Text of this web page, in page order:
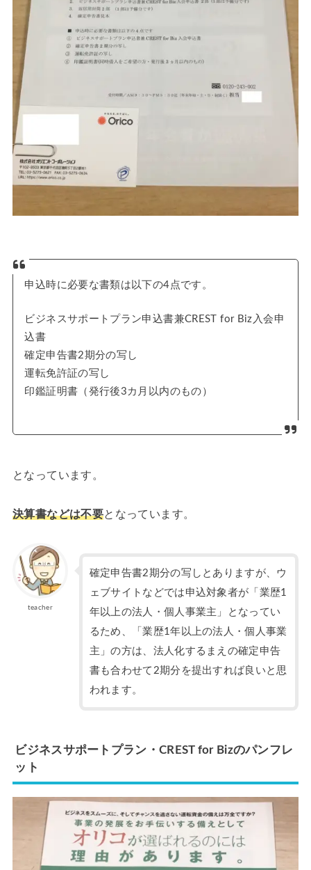
申込時に必要な書類は以下の4点です。
ビジネスサポートプラン申込書兼CREST for Biz入会申
込書
確定申告書2期分の写し
運転免許証の写し
印鑑証明書（発行後3カ月以内のもの）
となっています。
決算書などは不要となっています。
teacher
確定申告書2期分の写しとありますが、ウ
ェブサイトなどでは申込対象者が「業歴1
年以上の法人・個人事業主」となってい
るため、「業歴1年以上の法人・個人事業
主」の方は、法人化するまえの確定申告
書も合わせて2期分を提出すれば良いと思
われます。
ビジネスサポートプラン・CREST for Bizのパンフレ
ット